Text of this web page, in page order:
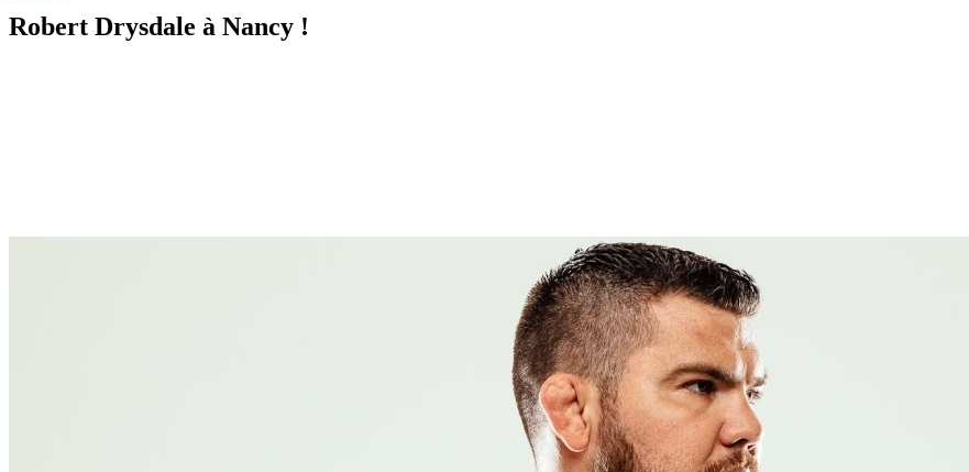
Robert Drysdale à Nancy !